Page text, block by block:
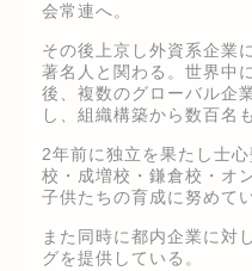
会常連へ。
その後上京し外資系企業
著名人と関わる。世界中
後、複数のグローバル企
し、組織構築から数百名
2年前に独立を果たし士
校・成増校・鎌倉校・オ
子供たちの育成に努めて
また同時に都内企業に対
グを提供している。